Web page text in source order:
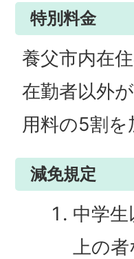
特別料金
養父市内在
在勤者以外
用料の5割を
減免規定
中学
上の